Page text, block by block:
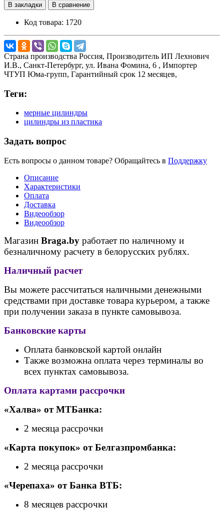
В закладки В сравнение
Код товара: 1720
Страна производства Россия, Производитель ИП Лехнович
И.В., Санкт-Петербург, ул. Ивана Фомина, 6 , Импортер
ЧТУП Юма-групп, Гарантийный срок 12 месяцев,
Теги:
мерные цилиндры
цилиндры из пластика
Задать вопрос
Есть вопросы о данном товаре? Обращайтесь в Поддержку
Описание
Характеристики
Оплата
Доставка
Видеообзор
Видеообзор
Магазин Braga.by работает по наличному и
безналичному расчету в белорусских рублях.
Наличный расчет
Вы можете рассчитаться наличными денежными
средствами при доставке товара курьером, а также
при получении заказа в пункте самовывоза.
Банковские карты
Оплата банковской картой онлайн
Также возможна оплата через терминалы во
всех пунктах самовывоза.
Оплата картами рассрочки
«Халва» от МТБанка:
2 месяца рассрочки
«Карта покупок» от Белгазпромбанка:
2 месяца рассрочки
«Черепаха» от Банка ВТБ:
8 месяцев рассрочки